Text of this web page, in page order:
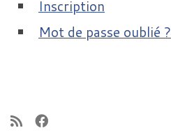
Inscription
Mot de passe oublié ?